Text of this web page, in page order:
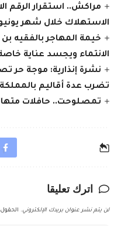
مراكش.. استقرار الرقم
الاستهلاك خلال شهر
خيمة المهاجر بالفقيه
الانتماء ويجسد عناية
تضرب عدة أقاليم بالمملكة
تمصلوحت.. حافلات
اترك تعليقا
لن يتم نشر عنوان بريدك الإلكتروني. الحقول